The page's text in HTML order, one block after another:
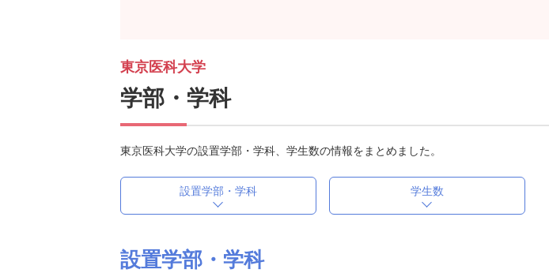
東京医科大学
学部・学科
東京医科大学の設置学部・学科、学生数の情報をまとめました。
設置学部・学科 学生数
設置学部・学科